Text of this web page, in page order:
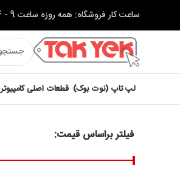
ساعت کار فروشگاه: همه روزه ساعت 9 - 14 و 17 - 21 تلفن تماس: 37622320-051
لپ تاپ (نوت بوک) قطعات اصلی کامپیوتر
فیلتر براساس قیمت: